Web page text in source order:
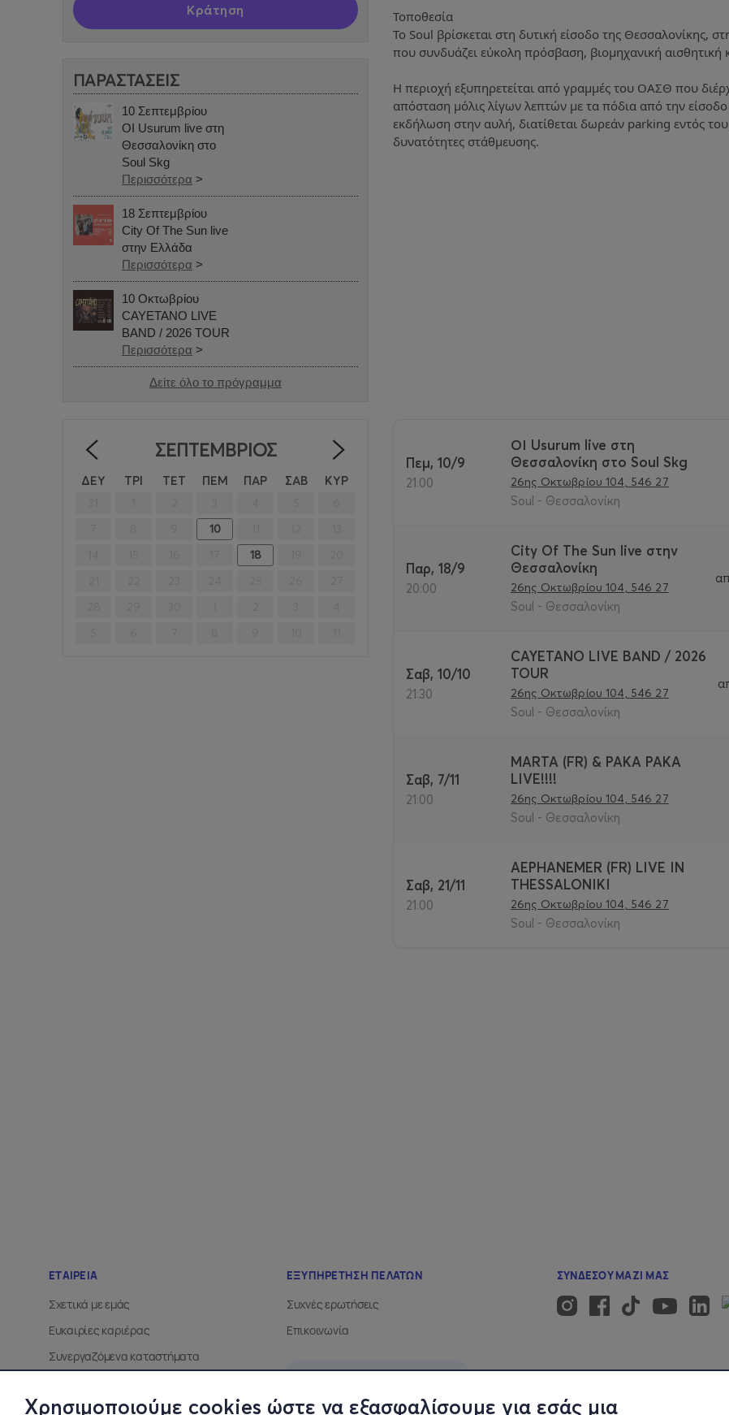
Χρησιμοποιούμε cookies ώστε να εξασφαλίσουμε για εσάς μια
Κράτηση
ΠΑΡΑΣΤΑΣΕΙΣ
10 Σεπτεμβρίου
ΟΙ Usurum live στη
Θεσσαλονίκη στο
Soul Skg
Περισσότερα >
18 Σεπτεμβρίου
City Of The Sun live
στην Ελλάδα
Περισσότερα >
10 Οκτωβρίου
CAYETANO LIVE
ΒΑND / 2026 TOUR
Περισσότερα >
Δείτε όλο το πρόγραμμα
Τοποθεσία
Το Soul βρίσκεται στη δυτική είσοδο της Θεσσαλονίκης,
που συνδυάζει εύκολη πρόσβαση, βιομηχανική αισθητική
Η περιοχή εξυπηρετείται από γραμμές του ΟΑΣΘ που
απόσταση μόλις λίγων λεπτών με τα πόδια από την
εκδήλωση στην αυλή, διατίθεται δωρεάν parking εντός
δυνατότητες στάθμευσης.
ΣΕΠΤΈΜΒΡΙΟΣ
ΔΕΥ ΤΡΙ ΤΕΤ ΠΕΜ ΠΑΡ ΣΑΒ ΚΥΡ
10
18
Πεμ, 10/9
21:00
ΟΙ Usurum live στη
Θεσσαλονίκη στο Soul Skg
26ης Οκτωβρίου 104, 546 27
Soul - Θεσσαλονίκη
Παρ, 18/9
20:00
City Of The Sun live στην
Θεσσαλονίκη
26ης Οκτωβρίου 104, 546 27
Soul - Θεσσαλονίκη
Σαβ, 10/10
21:30
CAYETANO LIVE ΒΑND / 2026
TOUR
26ης Οκτωβρίου 104, 546 27
Soul - Θεσσαλονίκη
Σαβ, 7/11
21:00
MARTA (FR) & PAKA PAKA
LIVE!!!!
26ης Οκτωβρίου 104, 546 27
Soul - Θεσσαλονίκη
Σαβ, 21/11
21:00
AEPHANEMER (FR) LIVE IN
THESSALONIKI
26ης Οκτωβρίου 104, 546 27
Soul - Θεσσαλονίκη